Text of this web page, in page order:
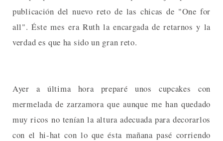
publicación del nuevo reto de las chicas de "One for
all". Éste mes era Ruth la encargada de retarnos y la
verdad es que ha sido un gran reto.
Ayer a última hora preparé unos cupcakes con
mermelada de zarzamora que aunque me han quedado
muy ricos no tenían la altura adecuada para decorarlos
con el hi-hat con lo que ésta mañana pasé corriendo